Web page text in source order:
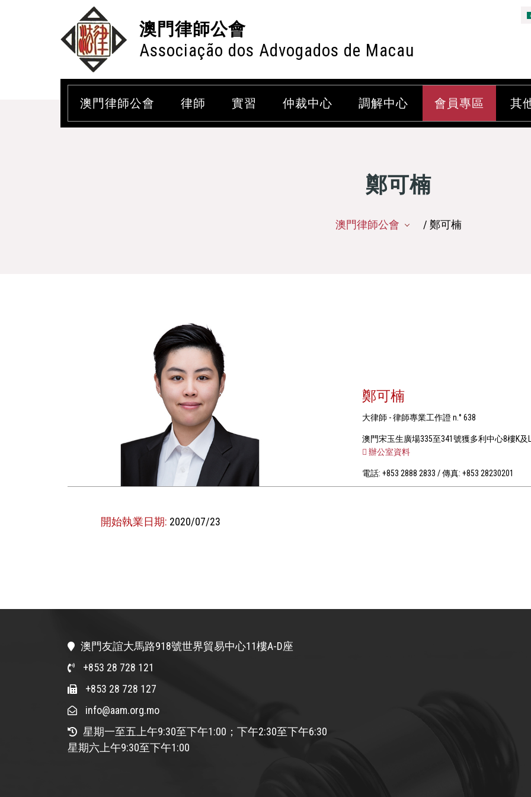
澳門律師公會
Associação dos Advogados de Macau
澳門律師公會 律師 實習 仲裁中心 調解中心 會員專區 其
鄭可楠
澳門律師公會 / 鄭可楠
鄭可楠
大律師 - 律師專業工作證 n.° 638
澳門宋玉生廣場335至341號獲多利中心8樓K及
辦公室資料
電話: +853 2888 2833 / 傳真: +853 28230201
開始執業日期: 2020/07/23
澳門友誼大馬路918號世界貿易中心11樓A-D座
+853 28 728 121
+853 28 728 127
info@aam.org.mo
星期一至五上午9:30至下午1:00；下午2:30至下午6:30
星期六上午9:30至下午1:00